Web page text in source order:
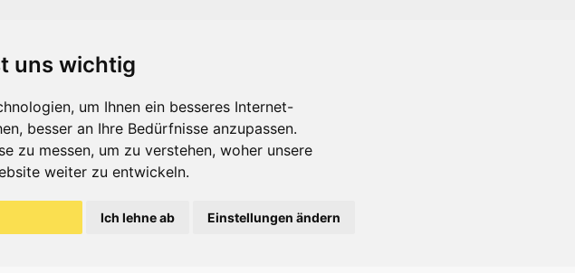
uns wichtig
um Ihnen ein besseres Internet-
besser an Ihre Bedürfnisse anzupassen.
zu messen, um zu verstehen, woher unsere
weiter zu entwickeln.
Ich lehne ab Einstellungen ändern
ZONE
Videos
Es gibt uns auch in